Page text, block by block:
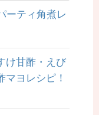
ーティ角煮レ
け甘酢・えび
マヨレシピ！